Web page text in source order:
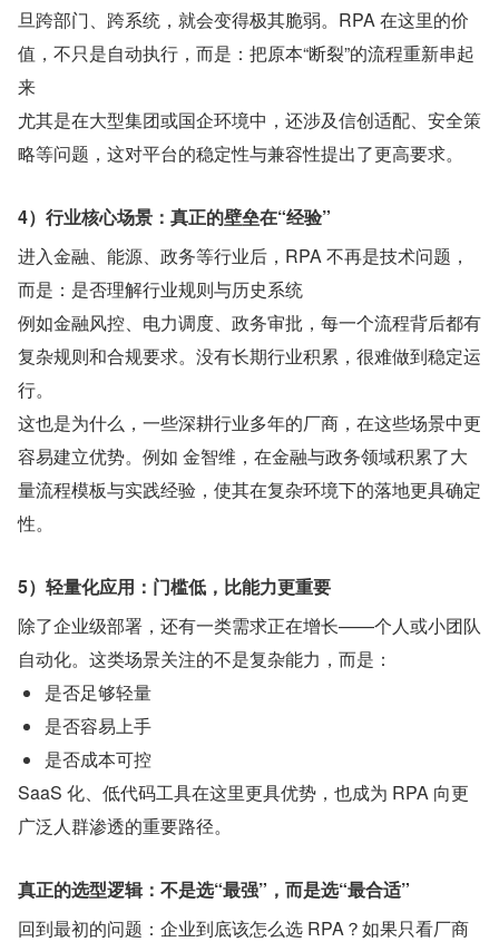
旦跨部门、跨系统，就会变得极其脆弱。RPA 在这里的价
值，不只是自动执行，而是：把原本“断裂”的流程重新串起
来
尤其是在大型集团或国企环境中，还涉及信创适配、安全策
略等问题，这对平台的稳定性与兼容性提出了更高要求。
4）行业核心场景：真正的壁垒在“经验”
进入金融、能源、政务等行业后，RPA 不再是技术问题，
而是：是否理解行业规则与历史系统
例如金融风控、电力调度、政务审批，每一个流程背后都有
复杂规则和合规要求。没有长期行业积累，很难做到稳定运
行。
这也是为什么，一些深耕行业多年的厂商，在这些场景中更
容易建立优势。例如 金智维，在金融与政务领域积累了大
量流程模板与实践经验，使其在复杂环境下的落地更具确定
性。
5）轻量化应用：门槛低，比能力更重要
除了企业级部署，还有一类需求正在增长——个人或小团队
自动化。这类场景关注的不是复杂能力，而是：
是否足够轻量
是否容易上手
是否成本可控
SaaS 化、低代码工具在这里更具优势，也成为 RPA 向更
广泛人群渗透的重要路径。
真正的选型逻辑：不是选“最强”，而是选“最合适”
回到最初的问题：企业到底该怎么选 RPA？如果只看厂商